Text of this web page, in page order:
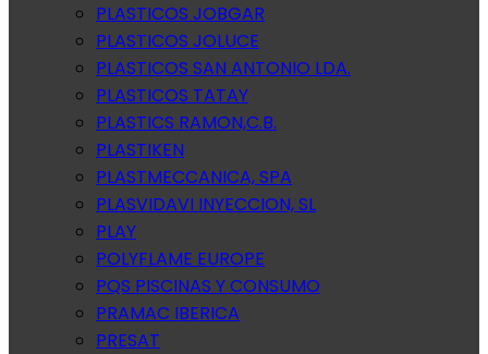
PLASTICOS JOBGAR
PLASTICOS JOLUCE
PLASTICOS SAN ANTONIO LDA.
PLASTICOS TATAY
PLASTICS RAMON,C.B.
PLASTIKEN
PLASTMECCANICA, SPA
PLASVIDAVI INYECCION, SL
PLAY
POLYFLAME EUROPE
PQS PISCINAS Y CONSUMO
PRAMAC IBERICA
PRESAT